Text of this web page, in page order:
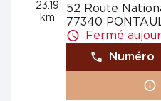
23.19
km
52 Route
77340
Fermé
Numéro